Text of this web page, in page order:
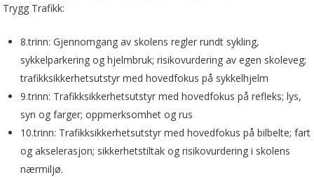
Trygg Trafikk:
8.trinn: Gjennomgang av skolens regler rundt sykling,
sykkelparkering og hjelmbruk; risikovurdering av egen skoleveg;
trafikksikkerhetsutstyr med hovedfokus på sykkelhjelm
9.trinn: Trafikksikkerhetsutstyr med hovedfokus på refleks; lys,
syn og farger; oppmerksomhet og rus
10.trinn: Trafikksikkerhetsutstyr med hovedfokus på bilbelte; fart
og akselerasjon; sikkerhetstiltak og risikovurdering i skolens
nærmiljø.